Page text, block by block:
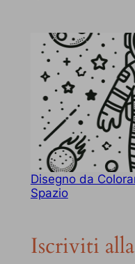
Disegno da
Spazio
Iscriviti